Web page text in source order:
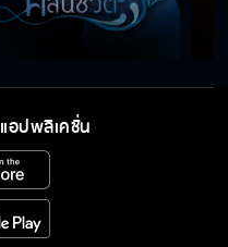
แอปพลิเคชั่น